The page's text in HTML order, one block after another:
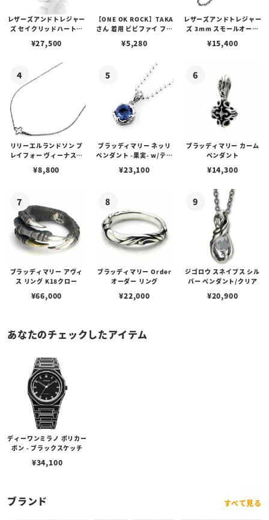
レザーズアンドトレジャー
ズ セイクリッドハートピ
¥27,500
【ONE OK ROCK】TAKA
さん 着用 ビビファイ フー
¥5,280
レザーズアンドトレジャー
ズ 3mm スモールオーバ
ブスタークラスプ＆LTロ
¥15,400
リリーエルランドソン プ
レイフォー ヴィーナスチ
¥8,800
ブラッディマリー ネッリ
ペンダント -果実- w/ティ
¥23,100
ブラッディマリー カーム
ペンダント
¥14,300
ブラッディマリー アヴィ
ス リング K18クロー
¥66,000
ブラッディマリー Order
オーダー リング
¥22,000
ジゴロウ スネイプス シル
バー ペンダント/クリア
¥20,900
あなたのチェックしたアイテム
ディーワンミラノ ポリカー
ボン - ブラックスケッチ
¥34,100
ブランド すべて見る